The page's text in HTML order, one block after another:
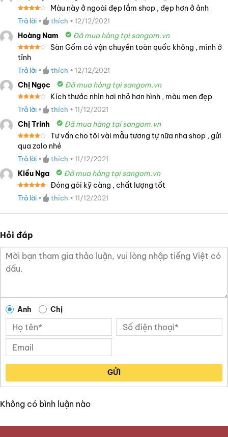
xếp
5 sao
Màu này ở ngoài đẹp lắm shop , đẹp hơn ở ảnh
Trả lời • thích • 12/12/2021
Hoàng Nam Đã mua hàng tại sangom.vn
Được
xếp
hạng4
5 sao
Sàn Gốm có vận chuyển toàn quốc không , mình ở
tỉnh
Trả lời • thích • 12/12/2021
Chị Ngọc Đã mua hàng tại sangom.vn
xếp
5 sao
Kích thước nhìn hơi nhỏ hơn hình , màu men đẹp
Trả lời • thích • 11/12/2021
Chị Trinh Đã mua hàng tại sangom.vn
Được
xếp
hạng4
5 sao
Tư vấn cho tôi vài mẫu tương tự nữa nha shop , gửi
qua zalo nhé
Trả lời • thích • 11/12/2021
Kiều Nga Đã mua hàng tại sangom.vn
hạng55
Đóng gói kỹ càng , chất lượng tốt
Trả lời • thích • 11/12/2021
Hỏi đáp
Anh Chị
GỬI
Không có bình luận nào